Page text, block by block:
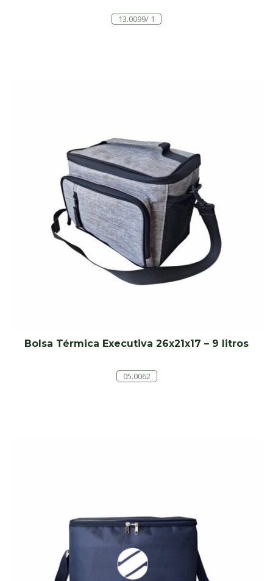
13.0099/ 1
Bolsa Térmica Executiva 26x21x17 – 9 litros
05.0062